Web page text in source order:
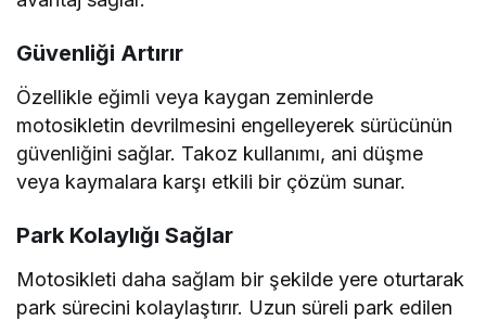
Güvenliği Artırır
Özellikle eğimli veya kaygan zeminlerde
motosikletin devrilmesini engelleyerek sürücünün
güvenliğini sağlar. Takoz kullanımı, ani düşme
veya kaymalara karşı etkili bir çözüm sunar.
Park Kolaylığı Sağlar
Motosikleti daha sağlam bir şekilde yere oturtarak
park sürecini kolaylaştırır. Uzun süreli park edilen